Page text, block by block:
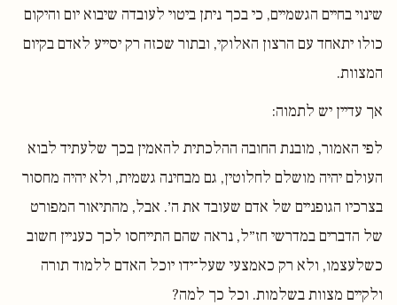
שינוי בחיים הגשמיים, כי בכך ניתן ביטוי לעובדה שיבוא יום והיקום
כולו יתאחד עם הרצון האלוקי, ובתור שכזה רק יסייע לאדם בקיום
המצוות.
אך עדיין יש לתמוה:
לפי האמור, מובנת החובה ההלכתית להאמין בכך שלעתיד לבוא
העולם יהיה מושלם לחלוטין, גם מבחינה גשמית, ולא יהיה מחסור
בצרכיו הגופניים של אדם שעובד את ה׳. אבל, מהתיאור המפורט
של הדברים במדרשי חז״ל, נראה שהם התייחסו לכך כעניין חשוב
כשלעצמו, ולא רק כאמצעי שעל־ידו יוכל האדם ללמוד תורה
ולקיים מצוות בשלמות. וכל כך למה?